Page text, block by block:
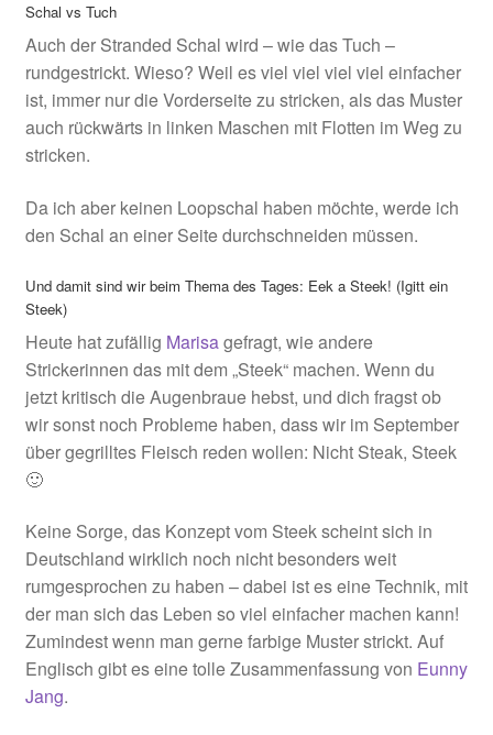
Schal vs Tuch
Auch der Stranded Schal wird – wie das Tuch –
rundgestrickt. Wieso? Weil es viel viel viel viel einfacher
ist, immer nur die Vorderseite zu stricken, als das Muster
auch rückwärts in linken Maschen mit Flotten im Weg zu
stricken.
Da ich aber keinen Loopschal haben möchte, werde ich
den Schal an einer Seite durchschneiden müssen.
Und damit sind wir beim Thema des Tages: Eek a Steek! (Igitt ein
Steek)
Heute hat zufällig Marisagefragt, wie andere
Strickerinnen das mit dem „Steek“ machen. Wenn du
jetzt kritisch die Augenbraue hebst, und dich fragst ob
wir sonst noch Probleme haben, dass wir im September
über gegrilltes Fleisch reden wollen: Nicht Steak, Steek
🙂
Keine Sorge, das Konzept vom Steek scheint sich in
Deutschland wirklich noch nicht besonders weit
rumgesprochen zu haben – dabei ist es eine Technik, mit
der man sich das Leben so viel einfacher machen kann!
Zumindest wenn man gerne farbige Muster strickt. Auf
Englisch gibt es eine tolle Zusammenfassung von Eunny
Jang.